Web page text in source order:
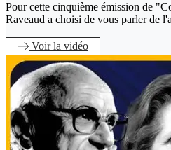
Pour cette cinquième émission de
Raveaud a choisi de vous parler de
Voirla vidéo